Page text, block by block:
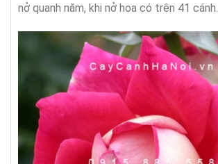
nở quanh năm, khi nở hoa có trên 41 cánh.